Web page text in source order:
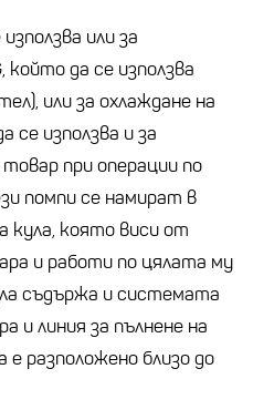
или за
който да се използва
или за охлаждане на
се използва и за
при операции по
помпи се намират в
кула, която виси от
и работи по цялата му
съдържа и системата
и линия за пълнене на
е разположено близо до